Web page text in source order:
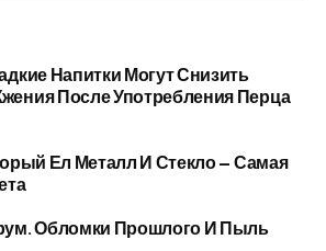
Напитки Могут Снизить
После Употребления Перца
Ел Металл И Стекло — Самая
Обломки Прошлого И Пыль